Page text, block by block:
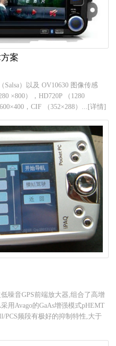
案
Salsa）以及 OV10630 图像传感
×800），HD720P （1280
，CIF （352×288）...[详情]
噪音GPS前端放大器,组合了高增
用Avago的GaAs增强模式pHEMT
PCS频段有极好的抑制特性,大于